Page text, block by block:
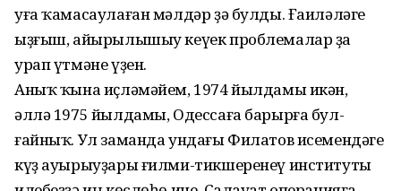
уға ҡамасаулаған мәлдәр ҙә булды. Ғаиләләге
ыҙғыш, айырылышыу кеүек проблемалар ҙа
урап үтмәне үҙен.
Аныҡ ҡына иҫләмәйем, 1974 йылдамы икән,
әллә 1975 йылдамы, Одессаға барырға бул­
ғайныҡ. Ул заманда ундағы Филатов исемендәге
күҙ ауырыу­ҙары ғилми-тикшеренеү институты